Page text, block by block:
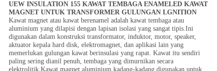
UEW INSULATION 155 KAWAT TEMBAGA ENAMELED KAWAT
MAGNET UNTUK TRANSFORMER GULUNGAN LGNITION
Kawat magnet atau kawat berenamel adalah kawat tembaga atau
aluminium yang dilapisi dengan lapisan isolasi yang sangat tipis.Ini
digunakan dalam konstruksi transformator, induktor, motor, speaker,
aktuator kepala hard disk, elektromagnet, dan aplikasi lain yang
memerlukan gulungan kawat berinsulasi yang rapat. Kawat itu sendiri
paling sering dianil penuh, tembaga yang dimurnikan secara
elektrolitik.Kawat magnet aluminium kadang-kadang digunakan untuk